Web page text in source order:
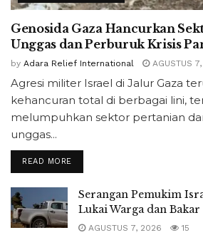
Genosida Gaza Hancurkan
Unggas dan Perburuk Krisis
by Adara Relief International AGUSTUS
Agresi militer Israel di Jalur Gaza
kehancuran total di berbagai lini,
melumpuhkan sektor pertanian
unggas...
READ MORE
Serangan Pemukim
Lukai Warga dan
AGUSTUS 7, 2026 15